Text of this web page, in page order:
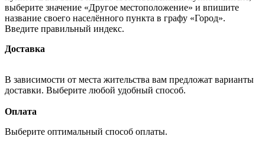
выберите значение «Другое местоположение» и впишите
название своего населённого пункта в графу «Город».
Введите правильный индекс.
Доставка
В зависимости от места жительства вам предложат варианты
доставки. Выберите любой удобный способ.
Оплата
Выберите оптимальный способ оплаты.